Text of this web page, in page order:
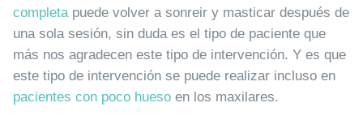
completapuede volver a sonreir y masticar después de
una sola sesión, sin duda es el tipo de paciente que
más nos agradecen este tipo de intervención. Y es que
este tipo de intervención se puede realizar incluso en
pacientes con poco huesoen los maxilares.